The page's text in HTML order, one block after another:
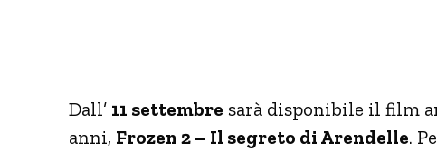
Dall’ 11 settembre sarà disponibile il film
anni, Frozen 2 – Il segreto di Arendelle.